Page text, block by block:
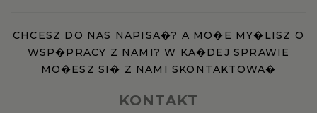
CHCESZ DO NAS NAPISA�? A MO�E MY�LISZ O
WSP�PRACY Z NAMI? W KA�DEJ SPRAWIE
MO�ESZ SI� Z NAMI SKONTAKTOWA�
KONTAKT